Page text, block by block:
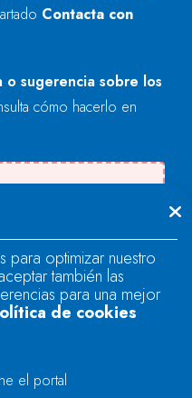
Contacta con
o sugerencia sobre los
cómo hacerlo en
loading the
loading the
para optimizar nuestro
también las
para una mejor
de cookies
el portal